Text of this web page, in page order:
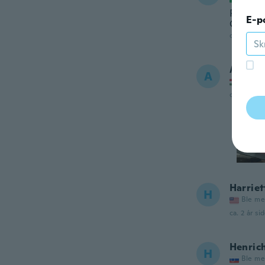
Puzza
ca. 2 år
A Agi
ca. 2 år
H Ble
ca. 2 år
H Ble
E-